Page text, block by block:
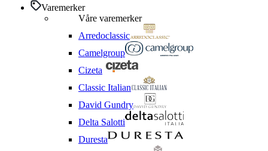
Varemerker
Våre varemerker
Arredoclassic
Camelgroup
Cizeta
Classic Italian
David Gundry
Delta Salotti
Duresta